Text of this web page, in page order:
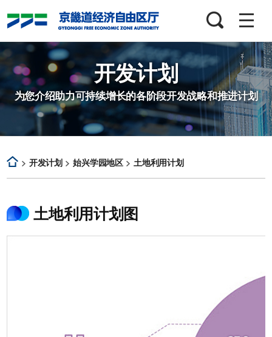
开发计划
为您介绍助力可持续增长的各阶段开发战略和推进计划
开发计划 始兴学园地区 土地利用计划
土地利用计划图